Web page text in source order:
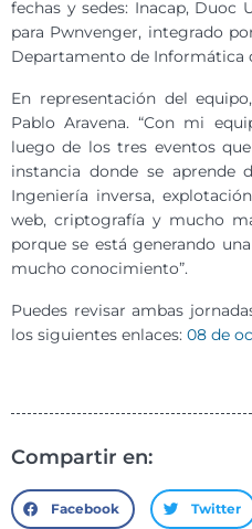
fechas y sedes: Inacap, Duoc
para Pwnvenger, integrado
Departamento de Informática
En representación del
Pablo Aravena. “Con mi
luego de los tres eventos
instancia donde se aprende
Ingeniería inversa,
web, criptografía y mucho
porque se está generando
mucho conocimiento”.
Puedes revisar ambas
los siguientes enlaces: 08 de
Compartir en:
Facebook Twitter